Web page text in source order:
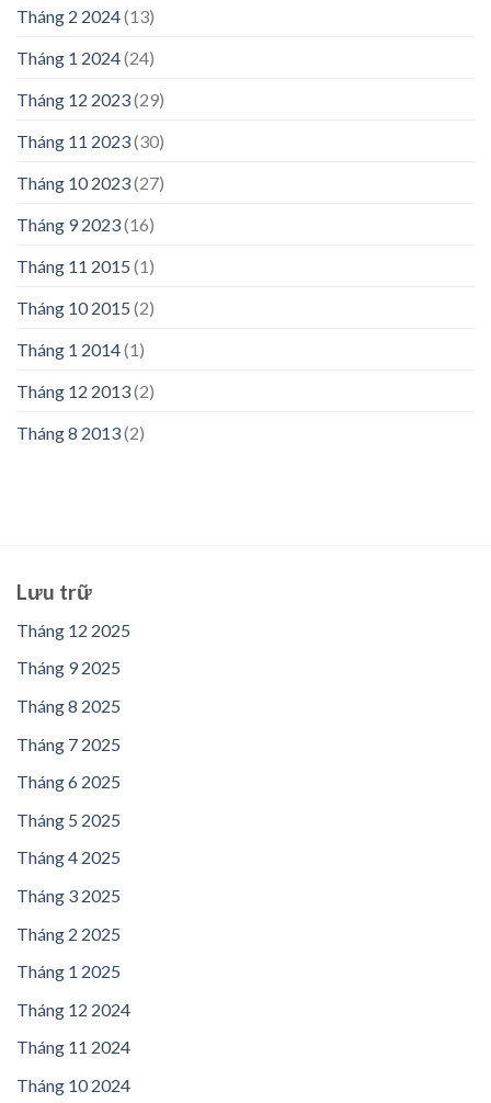
Tháng 2 2024(13)
Tháng 1 2024(24)
Tháng 12 2023(29)
Tháng 11 2023(30)
Tháng 10 2023(27)
Tháng 9 2023(16)
Tháng 11 2015 (1)
Tháng 10 2015 (2)
Tháng 1 2014(1)
Tháng 12 2013(2)
Tháng 8 2013(2)
Lưu trữ
Tháng 12 2025
Tháng 9 2025
Tháng 8 2025
Tháng 7 2025
Tháng 6 2025
Tháng 5 2025
Tháng 4 2025
Tháng 3 2025
Tháng 2 2025
Tháng 1 2025
Tháng 12 2024
Tháng 11 2024
Tháng 10 2024